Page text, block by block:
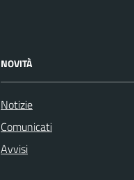
NOVITÀ
Notizie
Comunicati
Avvisi